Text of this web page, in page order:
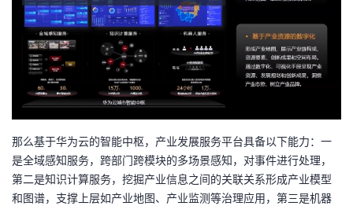
那么基于华为云的智能中枢，产业发展服务平台具备以下能力：一
是全域感知服务，跨部门跨模块的多场景感知，对事件进行处理，
第二是知识计算服务，挖掘产业信息之间的关联关系形成产业模型
和图谱，支撑上层如产业地图、产业监测等治理应用，第三是机器